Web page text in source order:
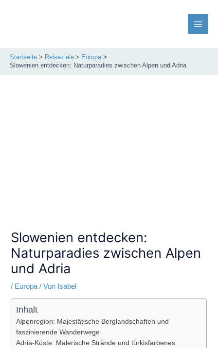
Main
Startseite Reiseziele
Europa
Slowenien entdecken: Naturparadies zwischen Alpen und Adria
Slowenien entdecken:
Naturparadies zwischen Alpen
und Adria
/ Europa / Von Isabel
Inhalt
Alpenregion: Majestätische Berglandschaften und
faszinierende Wanderwege
Adria-Küste: Malerische Strände und türkisfarbenes